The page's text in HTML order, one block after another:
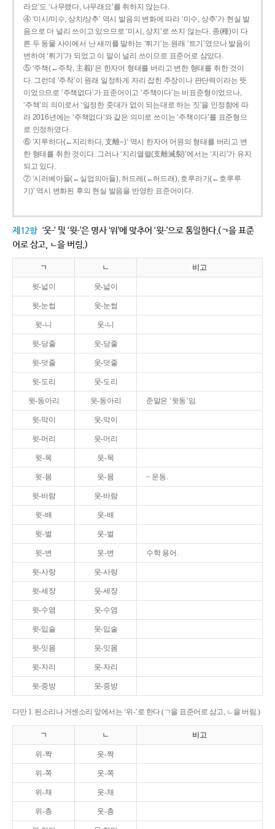
라요’도 ‘나무랬다, 나무래요’를 취하지 않는다.
④ ‘미시/미수, 상치/상추’ 역시 발음의 변화에 따라 ‘미수, 상추’가 현실 발
음으로 더 널리 쓰이고 있으므로 ‘미시, 상치’로 쓰지 않는다. 종(種)이 다
른 두 동물 사이에서 난 새끼를 말하는 ‘튀기’는 원래 ‘트기’였으나 발음이
변하여 ‘튀기’가 되었고 이 말이 널리 쓰이므로 표준어로 삼았다.
⑤ ‘주책(←주착, 主着)’은 한자어 형태를 버리고 변한 형태를 취한 것이
다. 그런데 ‘주착’이 원래 일정하게 자리 잡힌 주장이나 판단력이라는 뜻
이었으므로 ‘주책없다’가 표준어이고 ‘주책이다’는 비표준형이었으나,
‘주책’의 의미로서 ‘일정한 줏대가 없이 되는대로 하는 짓’을 인정함에 따
라 2016년에는 ‘주책없다’와 같은 의미로 쓰이는 ‘주책이다’를 표준형으
로 인정하였다.
⑥ ‘지루하다(←지리하다, 支離--)’ 역시 한자어 어원의 형태를 버리고 변
한 형태를 취한 것이다. 그러나 ‘지리멸렬(支離滅裂)’에서는 ‘지리’가 유지
되고 있다.
⑦ ‘시러베아들(←실업의아들), 허드레(←허드래), 호루라기(←호루루
기)’ 역시 변화된 후의 현실 발음을 반영한 표준어이다.
제12항 ‘웃-’ 및 ‘윗-’은 명사 ‘위’에 맞추어 ‘윗-’으로 통일한다.(ㄱ을 표준
어로 삼고, ㄴ을 버림.)
ㄱ ㄴ 비고
윗-넓이 웃-넓이
윗-눈썹 웃-눈썹
윗-니 웃-니
윗-당줄 웃-당줄
윗-덧줄 웃-덧줄
윗-도리 웃-도리
윗-동아리 웃-동아리 준말은 ‘윗동’임.
윗-막이 웃-막이
윗-머리 웃-머리
윗-목 웃-목
윗-몸 웃-몸 ~ 운동.
윗-바람 웃-바람
윗-배 웃-배
윗-벌 웃-벌
윗-변 웃-변 수학 용어.
윗-사랑 웃-사랑
윗-세장 웃-세장
윗-수염 웃-수염
윗-입술 웃-입술
윗-잇몸 웃-잇몸
윗-자리 웃-자리
윗-중방 웃-중방
다만 1. 된소리나 거센소리 앞에서는 ‘위-’로 한다.(ㄱ을 표준어로 삼고, ㄴ을 버림.)
ㄱ ㄴ 비고
위-짝 웃-짝
위-쪽 웃-쪽
위-채 웃-채
위-층 웃-층